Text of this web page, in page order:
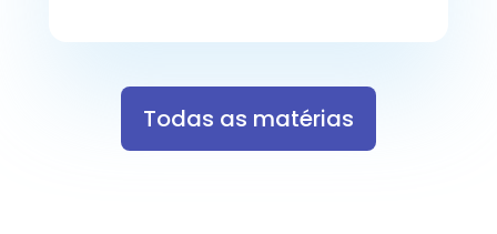
Todas as matérias